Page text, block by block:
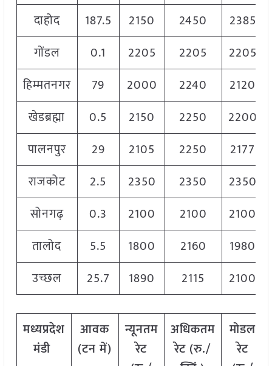
दाहोद
187.5 2150 2450
2385
गोंडल
0.1 2205 2205
2205
हिम्मतनगर
79 2000 2240
2120
खेडब्रह्मा
0.5 2150 2250
2200
पालनपुर
29 2105 2250
2177
राजकोट
2.5 2350 2350
2350
सोनगढ़
0.3 2100 2100
2100
तालोद
5.5 1800 2160
1980
उच्छल
25.7 1890 2115 2100
मध्यप्रदेश
मंडी
आवक
(टन में)
न्यूनतम
रेट
अधिकतम
रेट (रु./
मोडल
रेट